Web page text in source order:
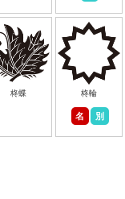
柊蝶 柊輪
名 別